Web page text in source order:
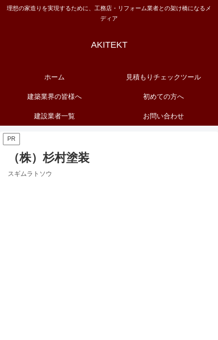
理想の家造りを実現するために、工務店・リフォーム業者との架け橋になるメ
ディア
AKITEKT
ホーム 見積もりチェックツール
建築業界の皆様へ 初めての方へ
建設業者一覧 お問い合わせ
PR
（株）杉村塗装
スギムラトソウ